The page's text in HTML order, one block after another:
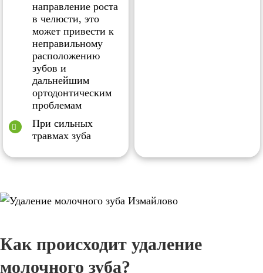
направление роста
в челюсти, это
может привести к
неправильному
расположению
зубов и
дальнейшим
ортодонтическим
проблемам
При сильных
травмах зуба
Как происходит удаление
молочного зуба?